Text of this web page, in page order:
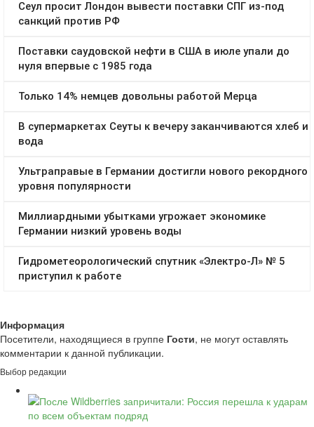
Информация
Посетители, находящиеся в группе Гости, не могут оставлять
комментарии к данной публикации.
Выбор редакции